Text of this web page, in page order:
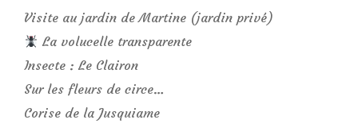
Visite au jardin de Martine (jardin privé)
La volucelle transparente
Insecte : Le Clairon
Sur les fleurs de circe…
Corise de la Jusquiame